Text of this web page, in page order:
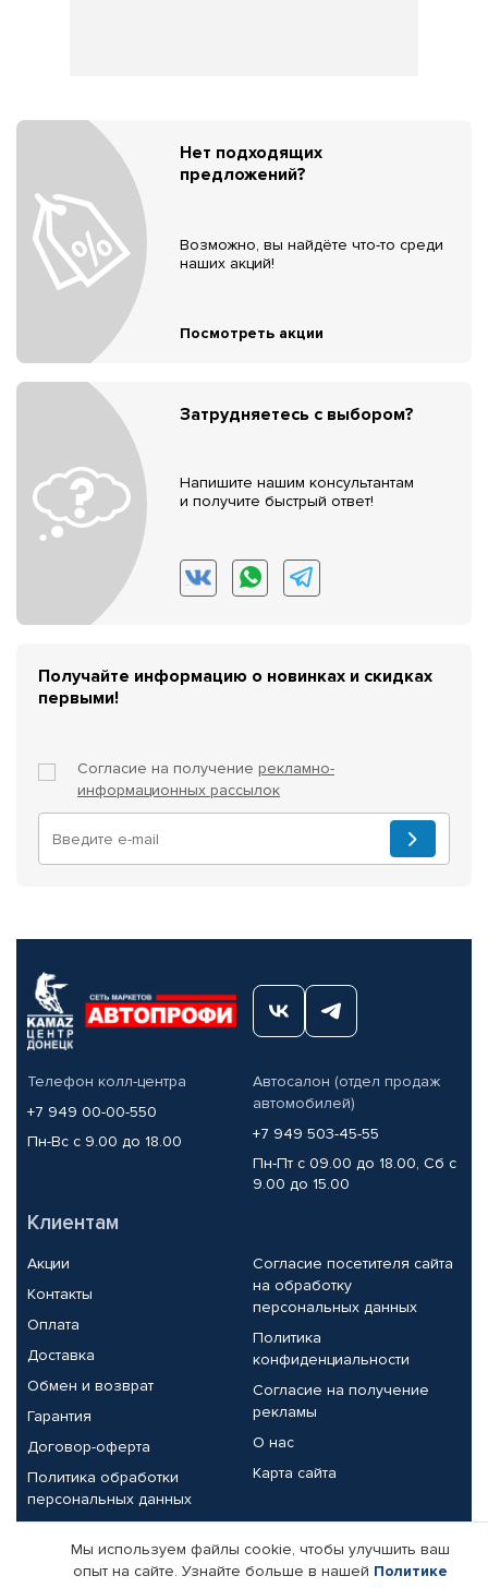
Нет подходящих
предложений?
Возможно, вы найдёте что-то среди
наших акций!
Посмотреть акции
Затрудняетесь с выбором?
Напишите нашим консультантам
и получите быстрый ответ!
Получайте информацию о новинках и скидках
первыми!
Согласие на получение рекламно-
информационных рассылок
Телефон колл-центра
+7 949 00-00-550
Пн-Вс с 9.00 до 18.00
Автосалон (отдел продаж
автомобилей)
+7 949 503-45-55
Пн-Пт с 09.00 до 18.00, Сб с
9.00 до 15.00
Клиентам
Акции
Контакты
Оплата
Доставка
Обмен и возврат
Гарантия
Договор-оферта
Политика обработки
персональных данных
Согласие посетителя сайта
на обработку
персональных данных
Политика
конфиденциальности
Согласие на получение
рекламы
О нас
Карта сайта
Партнерам
Мы используем файлы cookie, чтобы улучшить ваш
опыт на сайте. Узнайте больше в нашей Политике